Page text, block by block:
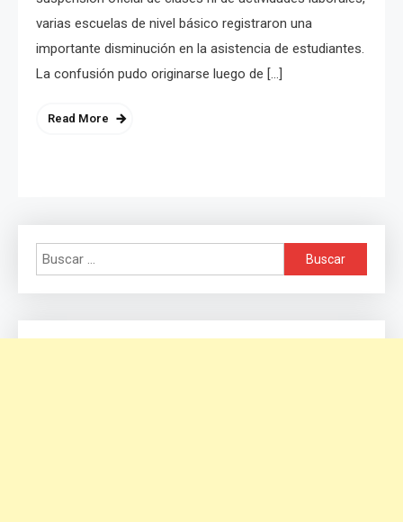
varias escuelas de nivel básico registraron una
importante disminución en la asistencia de estudiantes.
La confusión pudo originarse luego de […]
Read More
Buscar: